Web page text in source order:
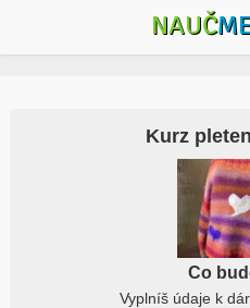
NAUČ
Kurz
Co
Vyplníš údaje k